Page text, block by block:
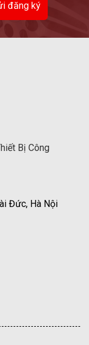
Bị Công
Đức, Hà Nội